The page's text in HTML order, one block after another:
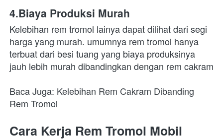
4.Biaya Produksi Murah
Kelebihan rem tromol lainya dapat dilihat dari segi
harga yang murah. umumnya rem tromol hanya
terbuat dari besi tuang yang biaya produksinya
jauh lebih murah dibandingkan dengan rem cakram
Baca Juga: Kelebihan Rem Cakram Dibanding
Rem Tromol
Cara Kerja Rem Tromol Mobil